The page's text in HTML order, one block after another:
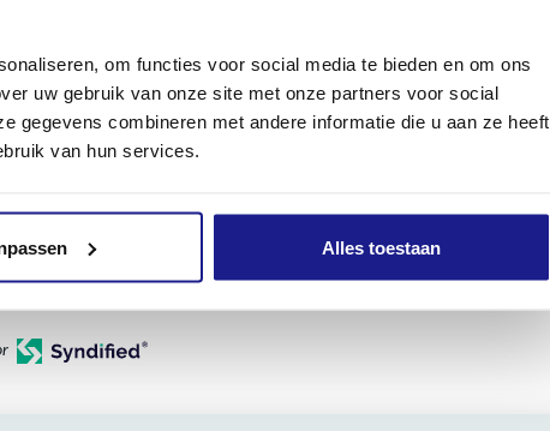
om functies voor social media te bieden en om ons
uw gebruik van onze site met onze partners voor social
gegevens combineren met andere informatie die u aan ze heeft
van hun services.
Alles toestaan